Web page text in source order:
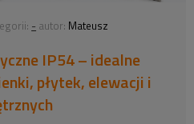
- autor: Mateusz
IP54 – idealne
płytek, elewacji i